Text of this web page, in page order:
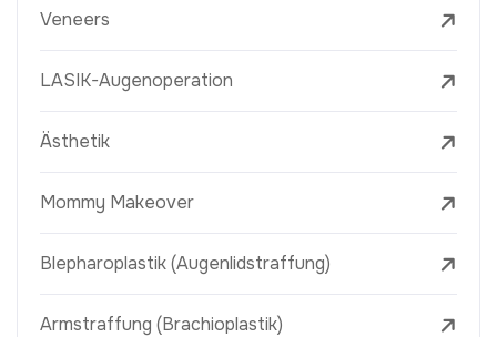
Veneers
LASIK-Augenoperation
Ästhetik
Mommy Makeover
Blepharoplastik (Augenlidstraffung)
Armstraffung (Brachioplastik)